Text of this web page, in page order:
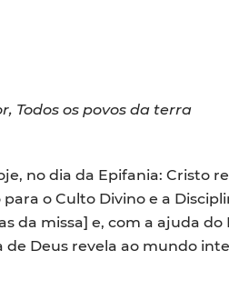
Todos os povos da terra
no dia da Epifania: Cristo
o Culto Divino e a
da missa] e, com a ajuda
Deus revela ao mundo